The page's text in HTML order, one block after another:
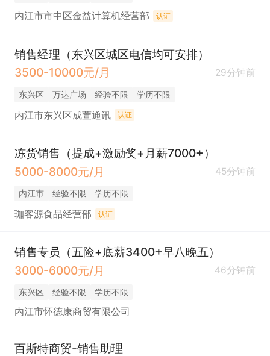
内江市市中区金益计算机经营部 认证
销售经理（东兴区城区电信均可安排）
3500-10000元/月
29分钟前
东兴区 万达广场 经验不限 学历不限
内江市东兴区成萱通讯 认证
冻货销售（提成+激励奖+月薪7000+）
5000-8000元/月
45分钟前
内江市 经验不限 学历不限
珈客源食品经营部 认证
销售专员（五险+底薪3400+早八晚五）
3000-6000元/月
46分钟前
东兴区 经验不限 学历不限
内江市怀德康商贸有限公司
百斯特商贸-销售助理